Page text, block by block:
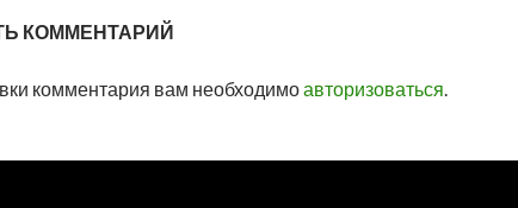
КОММЕНТАРИЙ
комментария вам необходимоавторизоваться.